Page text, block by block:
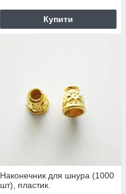
Купити
Наконечник для шнура (1000
шт), пластик.